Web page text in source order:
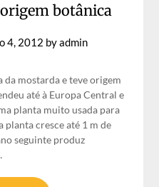
botânica
4, 2012 byadmin
da mostarda e teve origem
até à Europa Central e
planta muito usada para
planta cresce até 1 m de
seguinte produz